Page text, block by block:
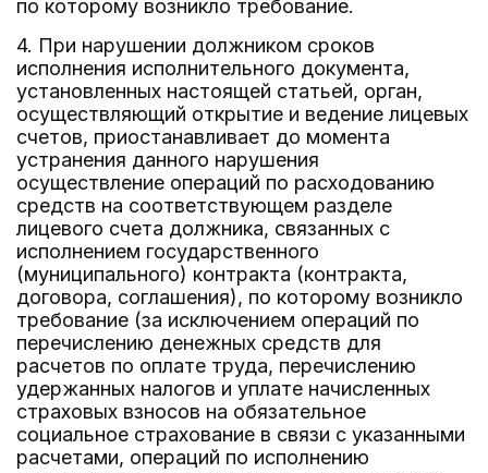
по которому возникло требование.
4. При нарушении должником сроков
исполнения исполнительного документа,
установленных настоящей статьей, орган,
осуществляющий открытие и ведение лицевых
счетов, приостанавливает до момента
устранения данного нарушения
осуществление операций по расходованию
средств на соответствующем разделе
лицевого счета должника, связанных с
исполнением государственного
(муниципального) контракта (контракта,
договора, соглашения), по которому возникло
требование (за исключением операций по
перечислению денежных средств для
расчетов по оплате труда, перечислению
удержанных налогов и уплате начисленных
страховых взносов на обязательное
социальное страхование в связи с указанными
расчетами, операций по исполнению